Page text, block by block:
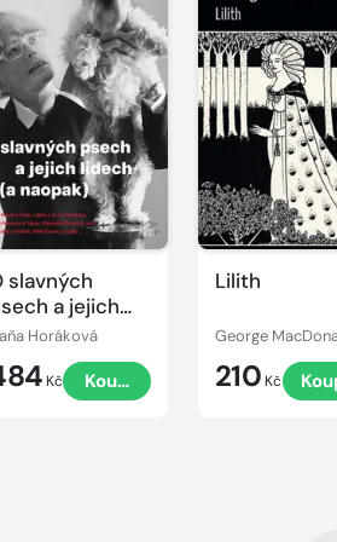
slavných
a jejich
(a
Horáková
Kč Koupit
Lilith
George
210 Kč